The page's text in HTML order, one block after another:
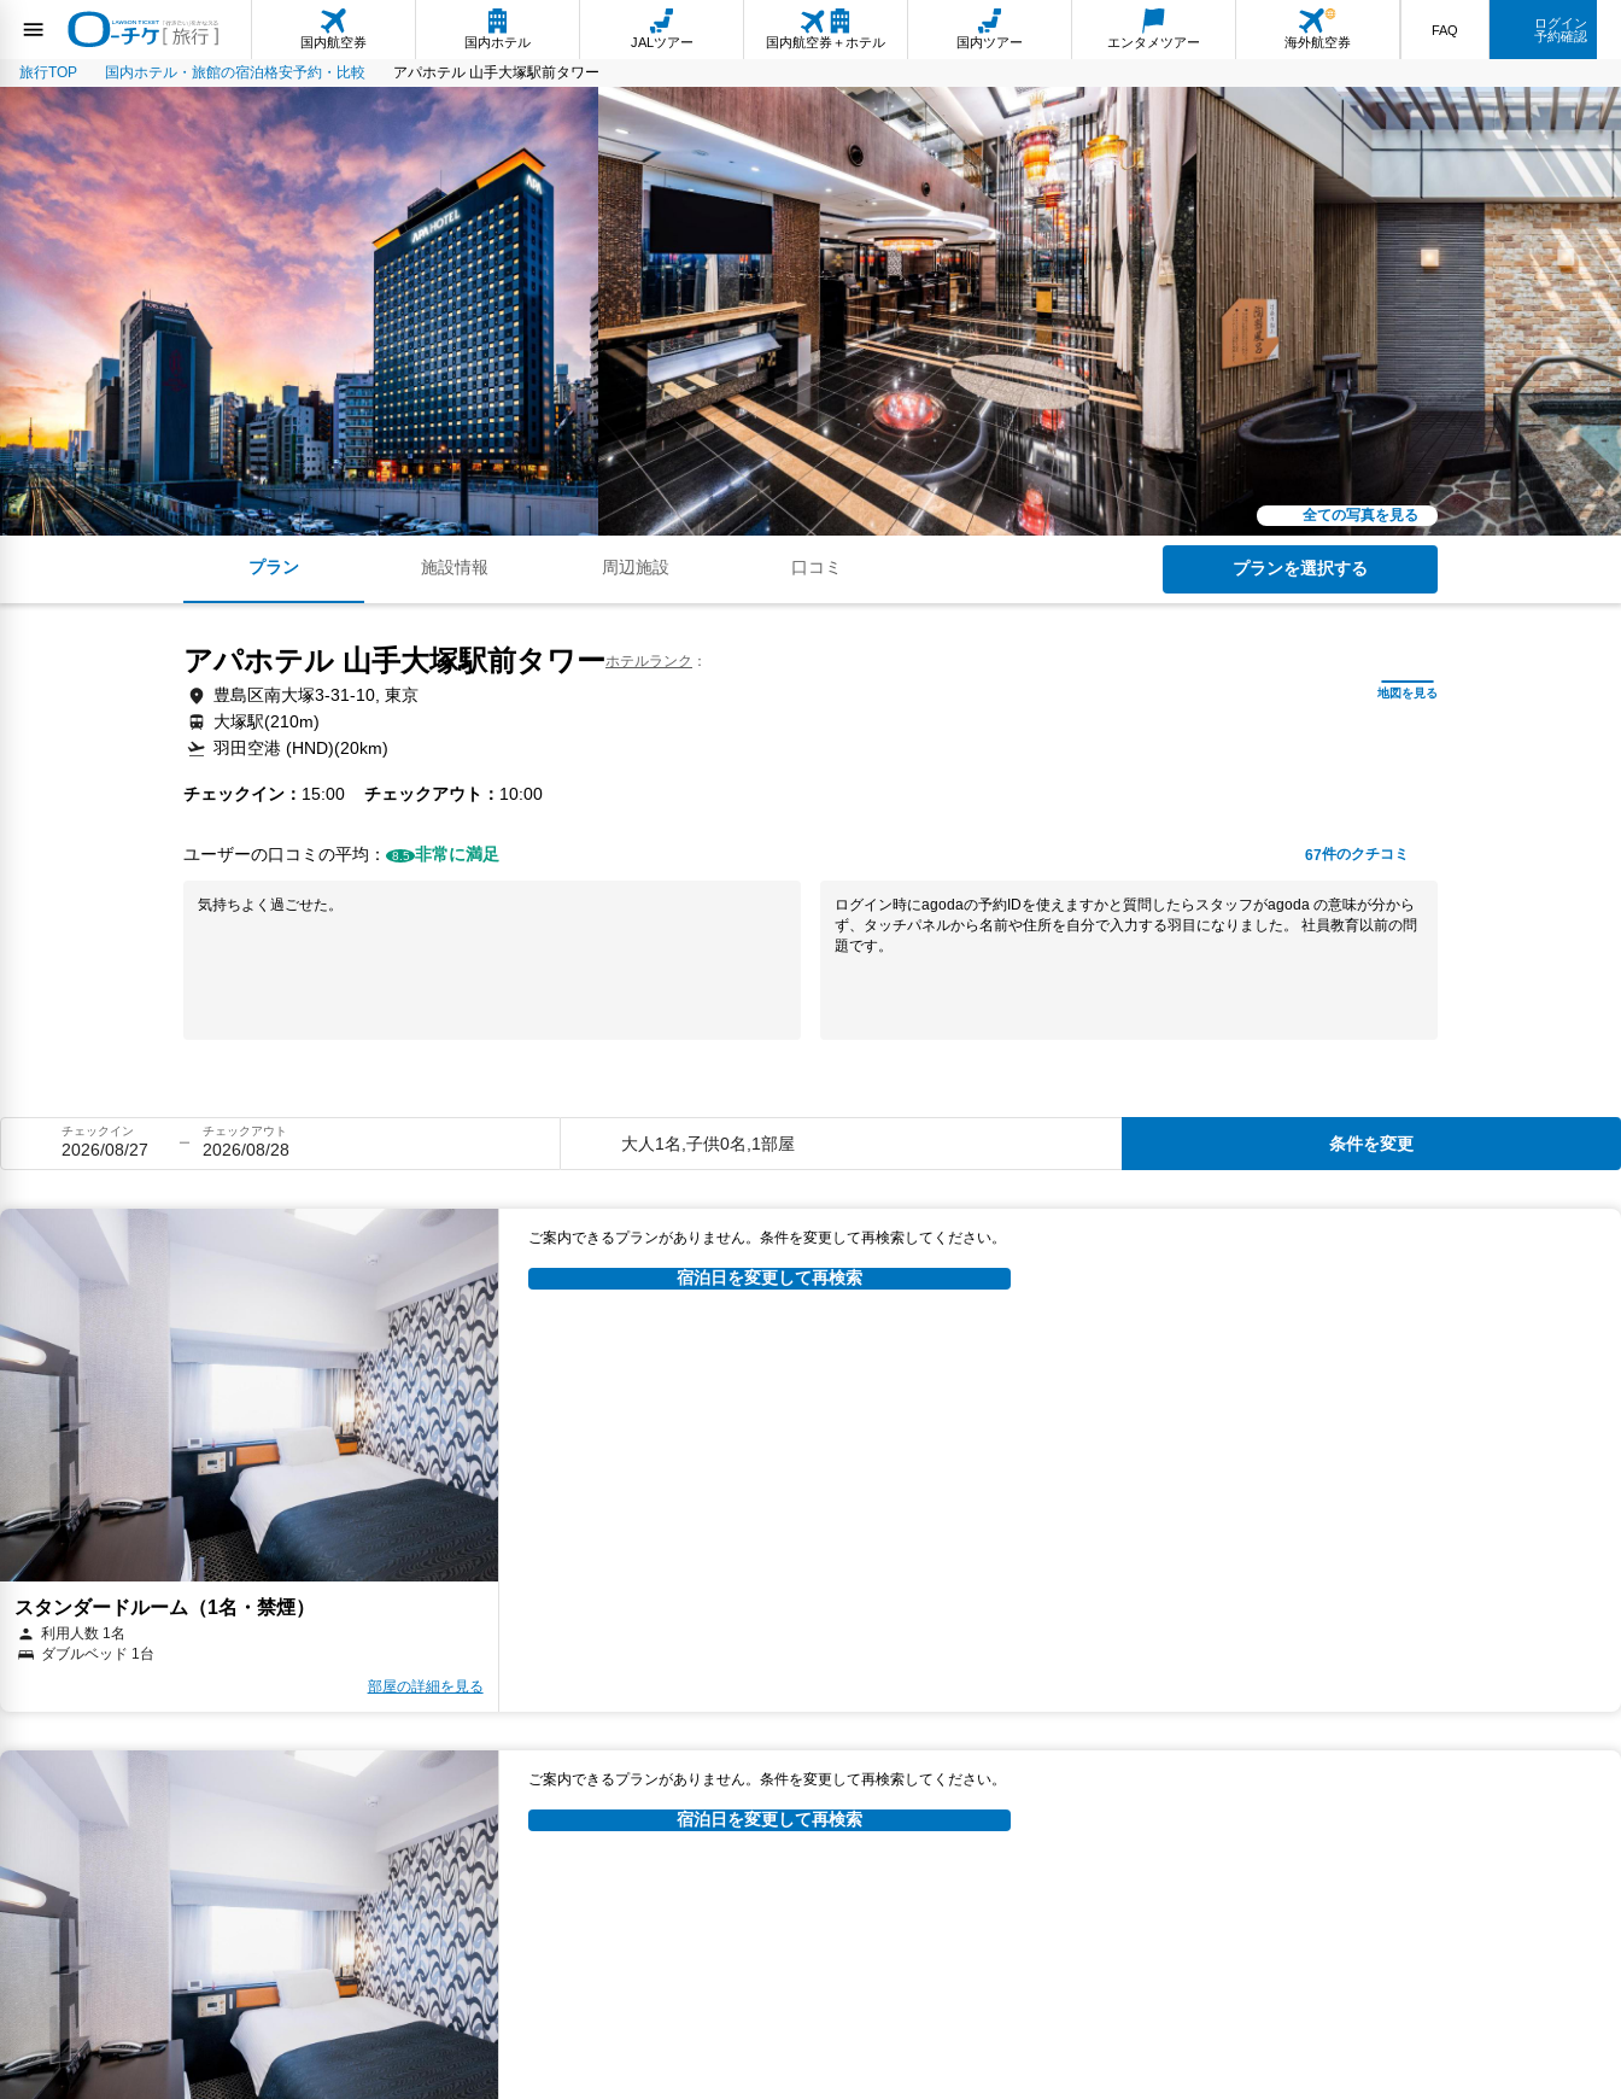
国内航空券 国内ホテル JALツアー 国内航空券＋ホテル 国内ツアー エンタメツアー 海外航空券
FAQ
ログイン
予約確認
旅行TOP 国内ホテル・旅館の宿泊格安予約・比較 アパホテル 山手大塚駅前タワー
全ての写真を見る
プラン 施設情報 周辺施設 口コミ プランを選択する
アパホテル 山手大塚駅前タワーホテルランク
豊島区南大塚3-31-10, 東京
大塚駅(210m)
羽田空港 (HND)(20km)
チェックイン 15:00 チェックアウト 10:00
ユーザーの口コミの平均： 8.5 非常に満足 67件のクチコミ
気持ちよく過ごせた。
ログイン時にagodaの予約IDを使えますかと質問したらスタッフがagoda の意味が分から
ず、タッチパネルから名前や住所を自分で入力する羽目になりました。 社員教育以前の問
題です。
チェックイン
2026/08/27
チェックアウト
2026/08/28 大人1名,子供0名,1部屋 条件を変更
スタンダードルーム（1名・禁煙）
利用人数 1名
ダブルベッド 1台
部屋の詳細を見る
ご案内できるプランがありません。条件を変更して再検索してください。
宿泊日を変更して再検索
ご案内できるプランがありません。条件を変更して再検索してください。
宿泊日を変更して再検索